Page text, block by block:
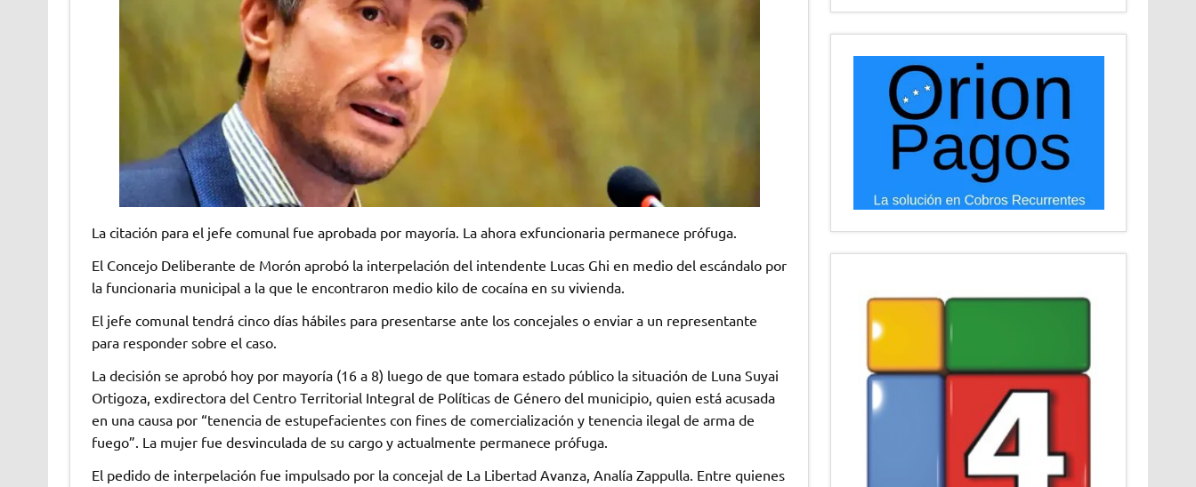
La citación para el jefe comunal fue aprobada por mayoría. La ahora exfuncionaria permanece prófuga.
El Concejo Deliberante de Morón aprobó la interpelación del intendente Lucas Ghi en medio del escándalo por
la funcionaria municipal a la que le encontraron medio kilo de cocaína en su vivienda.
El jefe comunal tendrá cinco días hábiles para presentarse ante los concejales o enviar a un representante
para responder sobre el caso.
La decisión se aprobó hoy por mayoría (16 a 8) luego de que tomara estado público la situación de Luna Suyai
Ortigoza, exdirectora del Centro Territorial Integral de Políticas de Género del municipio, quien está acusada
en una causa por “tenencia de estupefacientes con fines de comercialización y tenencia ilegal de arma de
fuego”. La mujer fue desvinculada de su cargo y actualmente permanece prófuga.
El pedido de interpelación fue impulsado por la concejal de La Libertad Avanza, Analía Zappulla. Entre quienes